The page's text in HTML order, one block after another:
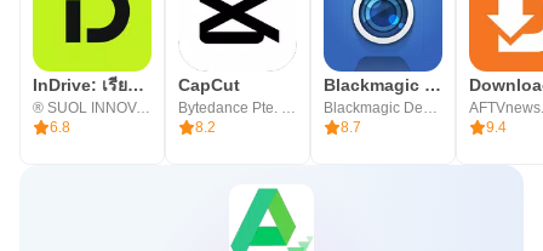
InDrive: เรียกรถ & เดลิเวอรี่
® SUOL INNOVATIONS LTD
6.8
CapCut
Bytedance Pte. Ltd.
8.2
Blackmagic Camera
Blackmagic Design Inc.
8.7
9.4